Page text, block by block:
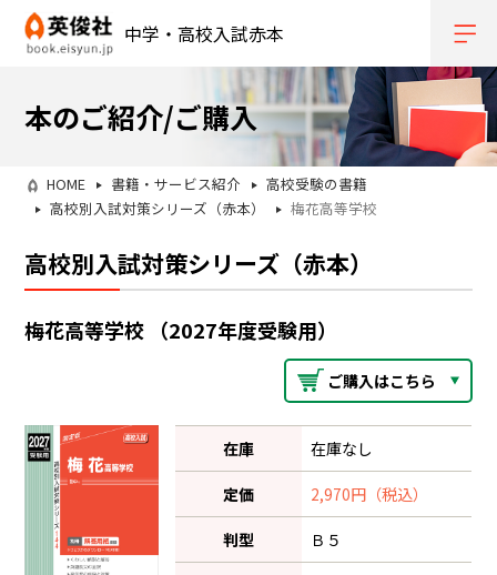
中学・高校入試赤本
本のご紹介/ご購入
HOME 書籍・サービス紹介
高校受験の書籍
高校別入試対策シリーズ（赤本）
梅花高等学校
高校別入試対策シリーズ（赤本）
梅花高等学校 （2027年度受験用）
ご購入はこちら
在庫 在庫なし
定価 2,970円（税込）
判型 Ｂ５